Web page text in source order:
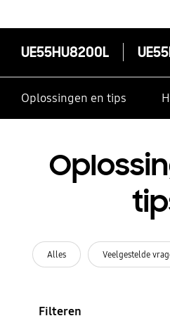
UE55HU8200L
Oplossingen en tips
Alles Veelgestelde
Filteren